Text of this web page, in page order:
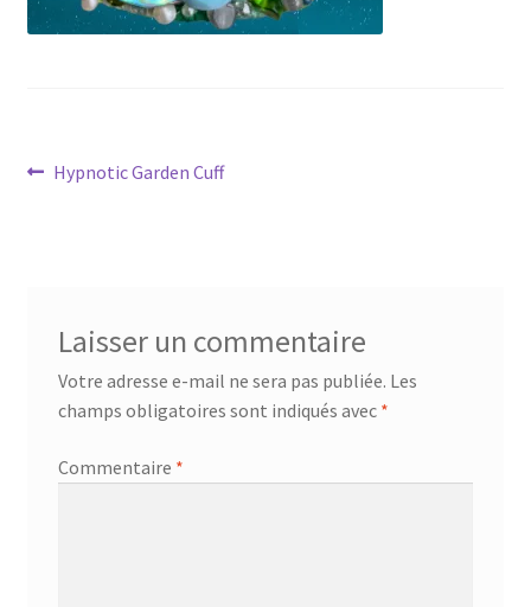
Navigation
Article
Hypnotic Garden Cuff
Laisser un commentaire
Votre adresse e-mail ne sera pas publiée. Les
champs obligatoires sont indiqués avec *
Commentaire *